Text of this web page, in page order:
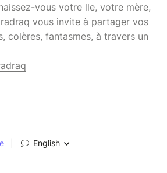
vous votre lle, votre mère,
vous invite à partager vos
colères, fantasmes, à travers un